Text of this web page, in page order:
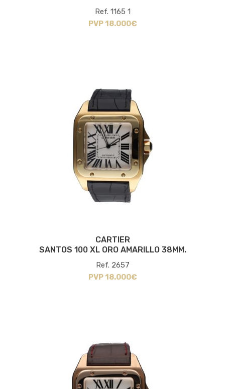
Ref. 1165 1
PVP 18.000€
CARTIER
SANTOS 100 XL ORO AMARILLO 38MM.
Ref. 2657
PVP 18.000€